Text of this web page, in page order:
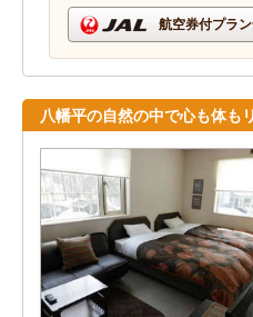
航空券付プラ
八幡平の自然の中で心も体も